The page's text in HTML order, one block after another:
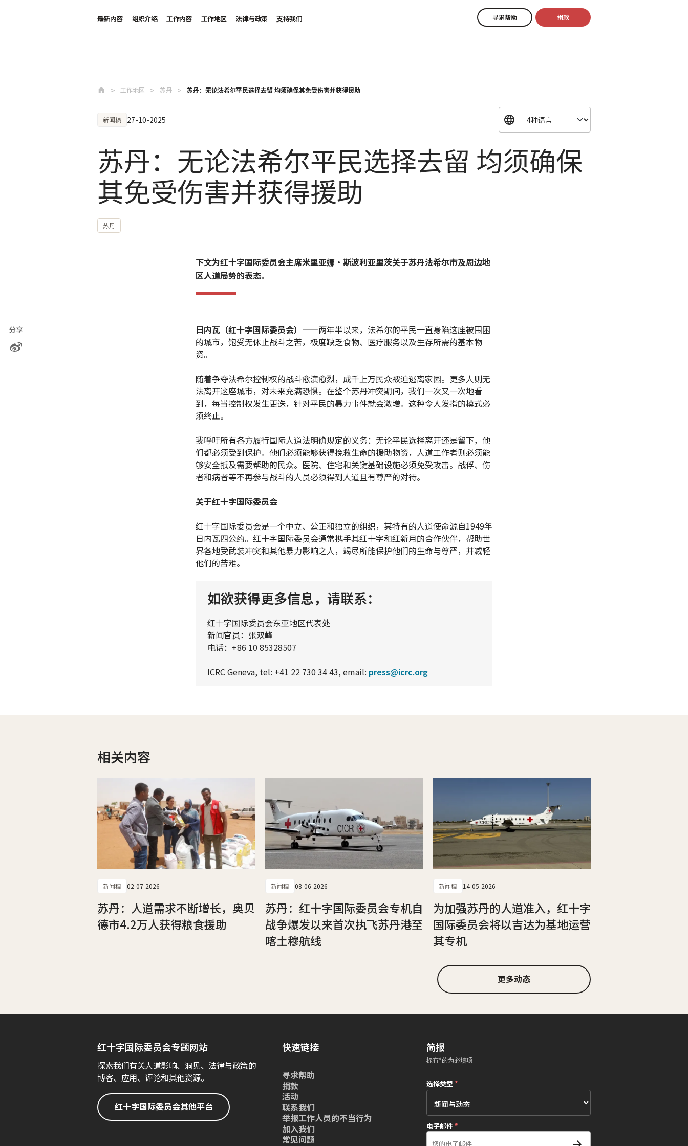
最新内容 组织介绍 工作内容 工作地区 法律与政策 支持我们 寻求帮助 捐款
工作地区 苏丹 苏丹：无论法希尔平民选择去留 均须确保其免受伤害并获得援助
新闻稿 27-10-2025
苏丹：无论法希尔平民选择去留 均须确保
其免受伤害并获得援助
苏丹
下文为红十字国际委员会主席米里亚娜·斯波利亚里茨关于苏丹法希尔市及周边地
区人道局势的表态。
分享 日内瓦（红十字国际委员会） ——两年半以来，法希尔的平民一直身陷这座被围困
的城市，饱受无休止战斗之苦，极度缺乏食物、医疗服务以及生存所需的基本物
资。
随着争夺法希尔控制权的战斗愈演愈烈，成千上万民众被迫逃离家园。更多人则无
法离开这座城市，对未来充满恐惧。在整个苏丹冲突期间，我们一次又一次地看
到，每当控制权发生更迭，针对平民的暴力事件就会激增。这种令人发指的模式必
须终止。
我呼吁所有各方履行国际人道法明确规定的义务：无论平民选择离开还是留下，他
们都必须受到保护。他们必须能够获得挽救生命的援助物资，人道工作者则必须能
够安全抵及需要帮助的民众。医院、住宅和关键基础设施必须免受攻击。战俘、伤
者和病者等不再参与战斗的人员必须得到人道且有尊严的对待。
关于红十字国际委员会
红十字国际委员会是一个中立、公正和独立的组织，其特有的人道使命源自1949年
日内瓦四公约。红十字国际委员会通常携手其红十字和红新月的合作伙伴，帮助世
界各地受武装冲突和其他暴力影响之人，竭尽所能保护他们的生命与尊严，并减轻
他们的苦难。
如欲获得更多信息，请联系：
红十字国际委员会东亚地区代表处
新闻官员：张双峰
电话：+86 10 85328507
ICRC Geneva, tel: +41 22 730 34 43, email: press@icrc.org
相关内容
新闻稿 02-07-2026
苏丹：人道需求不断增长，奥贝
德市4.2万人获得粮食援助
新闻稿 08-06-2026
苏丹：红十字国际委员会专机自
战争爆发以来首次执飞苏丹港至
喀土穆航线
新闻稿 14-05-2026
为加强苏丹的人道准入，红十字
国际委员会将以吉达为基地运营
其专机
更多动态
红十字国际委员会专题网站
探索我们有关人道影响、洞见、法律与政策的
博客、应用、评论和其他资源。
红十字国际委员会其他平台
快速链接
寻求帮助
捐款
活动
联系我们
举报工作人员的不当行为
加入我们
常见问题
简报
标有*的为必填项
选择类型 *
电子邮件*